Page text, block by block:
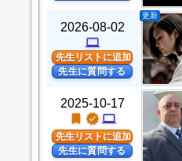
2026-08-02
computer
先生リストに追加
先生に質問する
更新
2025-10-17
turned_in verified computer
先生リストに追加
先生に質問する